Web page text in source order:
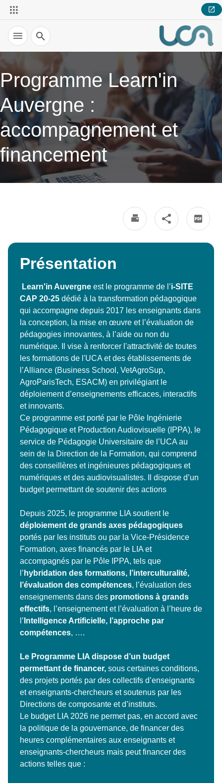
Recherche
Programme Learn'in
Auvergne :
accompagnement et
financement
Présentation
Learn'in Auvergne est le programme de l’i-SITE
CAP 20-25 dédié à la transformation pédagogique
qui accompagne depuis 2017 les enseignants dans
la conception, la mise en œuvre et l’évaluation de
pédagogies innovantes, à l’aide ou non du
numérique. Il vise à renforcer l'attractivité de toutes
les formations de l'UCA et des établissements de
l’Alliance (Business School, VetAgroSup,
AgroParisTech, ESACM) en privilégiant le
déploiement d’enseignements efficaces, interactifs
et innovants.
Ce programme est porté par le Pôle Ingénierie
Pédagogique et Production Audiovisuelle (IPPA), le
service de Pédagogie Universitaire de l’UCA au
sein de la Direction de la Formation, qui comprend
des conseillères et ingénieures pédagogiques et
numériques et des audiovisualistes. Il dispose d’un
budget permettant de soutenir des actions
Depuis 2025, le programme LIA soutient le
déploiement de grands axes pédagogiques
portés par les instituts ou par la Vice-Présidence
Formation, axes financés par le LIA et
accompagnés par le Pôle IPPA, tels que
l’ hybridation des formations, l’interculturalité,
l’évaluation des compétences, l’évaluation des
enseignements dans des promotions à grands
effectifs, l’enseignement et l’évaluation à l’heure de
l’ Intelligence Artificielle, l’approche par
compétences, ….
Le Programme LIA dispose d’un budget
permettant de financer, sous certaines conditions,
des projets portés par des collectifs d’enseignants
et enseignants-chercheurs et soutenus par les
Directions de composante et d’instituts.
Le budget LIA 2026 ne permet pas, en accord avec
la politique de la gouvernance, de financer des
heures complémentaires aux enseignants et
enseignants-chercheurs mais peut financer des
actions telles que :